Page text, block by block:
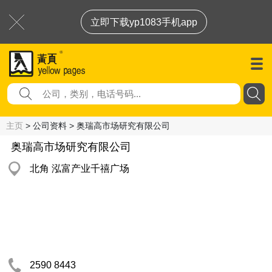
立即下载yp1083手机app
主页 > 公司资料 > 奥瑞高市场研究有限公司
奥瑞高市场研究有限公司
北角 泓富产业千禧广场
2590 8443